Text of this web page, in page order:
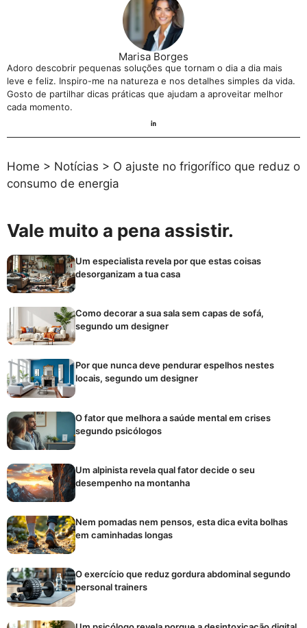
Marisa Borges
Adoro descobrir pequenas soluções que tornam o dia a dia mais
leve e feliz. Inspiro-me na natureza e nos detalhes simples da vida.
Gosto de partilhar dicas práticas que ajudam a aproveitar melhor
cada momento.
Home > Notícias > O ajuste no frigorífico que reduz o
consumo de energia
Vale muito a pena assistir.
Um especialista revela por que estas coisas
desorganizam a tua casa
Como decorar a sua sala sem capas de sofá,
segundo um designer
Por que nunca deve pendurar espelhos nestes
locais, segundo um designer
O fator que melhora a saúde mental em crises
segundo psicólogos
Um alpinista revela qual fator decide o seu
desempenho na montanha
Nem pomadas nem pensos, esta dica evita bolhas
em caminhadas longas
O exercício que reduz gordura abdominal segundo
personal trainers